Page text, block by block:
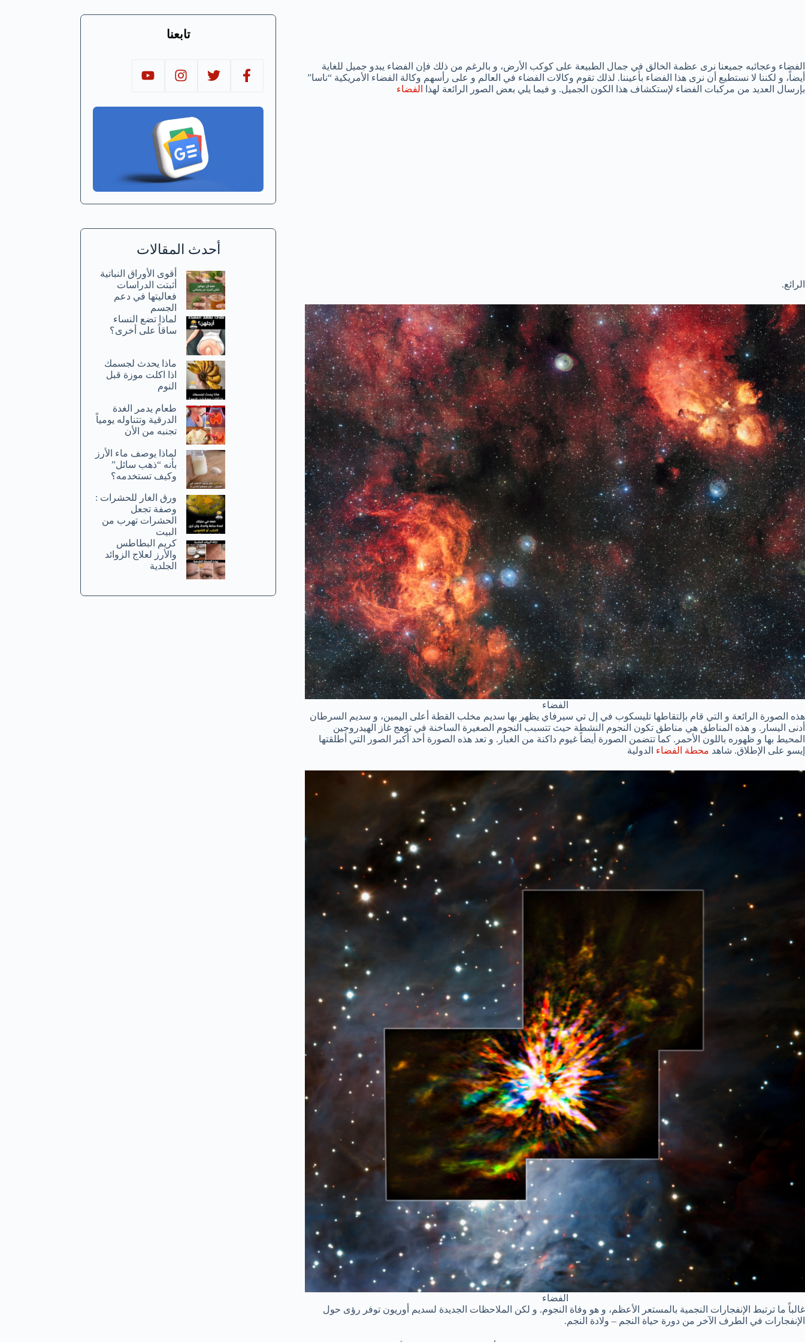
الفضاء وعجائبه جميعنا نرى عظمة الخالق في جمال الطبيعة على كوكب الأرض، و بالرغم من ذلك فإن الفضاء يبدو جميل للغاية
أيضاً، و لكننا لا نستطيع أن نرى هذا الفضاء بأعيننا. لذلك تقوم وكالات الفضاء في العالم و على رأسهم وكالة الفضاء الأمريكية “ناسا”
بإرسال العديد من مركبات الفضاء لإستكشاف هذا الكون الجميل. و فيما يلي بعض الصور الرائعة لهذا
الفضاء
الرائع.
الفضاء
هذه الصورة الرائعة و التي قام بإلتقاطها تليسكوب في إل تي سيرفاي يظهر بها سديم مخلب القطة أعلى اليمين، و سديم السرطان
أدنى اليسار. و هذه المناطق هي مناطق تكون النجوم النشطة حيث تتسبب النجوم الصغيرة الساخنة في توهج غاز الهيدروجين
المحيط بها و ظهوره باللون الأحمر. كما تتضمن الصورة أيضاً غيوم داكنة من الغبار. و تعد هذه الصورة أحد أكبر الصور التي أطلقتها
إيسو على الإطلاق. شاهد محطة الفضاء الدولية
الفضاء
غالباً ما ترتبط الإنفجارات النجمية بالمستعر الأعظم، و هو وفاة النجوم. و لكن الملاحظات الجديدة لسديم أوريون توفر رؤى حول
الإنفجارات في الطرف الآخر من دورة حياة النجم – ولادة النجم.
تابعنا
أحدث المقالات
أقوى الأوراق النباتية
أثبتت الدراسات
فعاليتها في دعم
الجسم
لماذا تضع النساء
ساقاً على أخرى؟
ماذا يحدث لجسمك
اذا اكلت موزة قبل
النوم
طعام يدمر الغدة
الدرقية وتتناوله يومياً
تجنبه من الأن
لماذا يوصف ماء الأرز
بأنه “ذهب سائل”
وكيف تستخدمه؟
ورق الغار للحشرات :
وصفة تجعل
الحشرات تهرب من
البيت
كريم البطاطس
والأرز لعلاج الزوائد
الجلدية